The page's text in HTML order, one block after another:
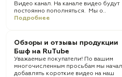
Видео канал. На канале видео будут
постоянно пополняться. Мы о..
Подробнее
Обзоры и отзывы продукции
Бшф на RuTube
Уважаемые покупатели! По вашим
многочисленным просьбам мы
добавлять короткие видео на наш